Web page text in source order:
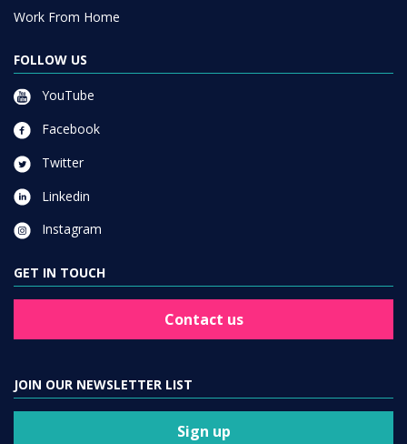
Work From Home
FOLLOW US
YouTube
Facebook
Twitter
Linkedin
Instagram
GET IN TOUCH
Contact us
JOIN OUR NEWSLETTER LIST
Sign up